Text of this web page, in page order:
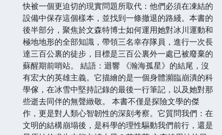
快被一個更迫切的現實問題所取代：他們必須在凍結的
設備中保存這個樣本，並找到一條撤退的路綫。本書的
後半部分，聚焦於文森特博士如何運用她對冰川運動和
極地地形的全部知識，帶領三名幸存隊員，進行一次長
達三百公裏的徒步，目標是三百公裏外一處已被廢棄的
蘇醒期前哨站。 結語：迴響 《瀚海孤星》的結尾，沒
有宏大的英雄主義。它描繪的是一個身體瀕臨崩潰的科
學傢，在冰雪中堅持記錄的最後一行筆記，以及她對那
些逝去同伴的無聲緻敬。 本書不僅是探險文學的傑
作，更是對人類心智韌性的深刻考察。它質問我們：在
文明的結構崩塌後，是科學的理性驅動我們前行，還是